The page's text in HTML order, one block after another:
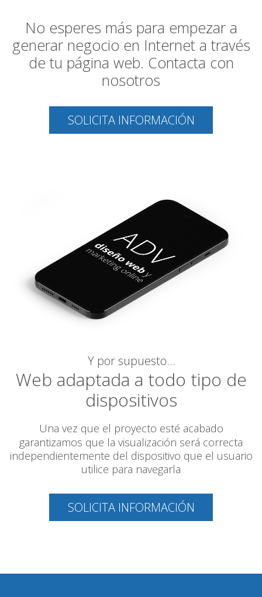
No esperes más para empezar a
generar negocio en Internet a través
de tu página web. Contacta con
nosotros
SOLICITA INFORMACIÓN
Y por supuesto…
Web adaptada a todo tipo de
dispositivos
Una vez que el proyecto esté acabado
garantizamos que la visualización será correcta
independientemente del dispositivo que el usuario
utilice para navegarla
SOLICITA INFORMACIÓN